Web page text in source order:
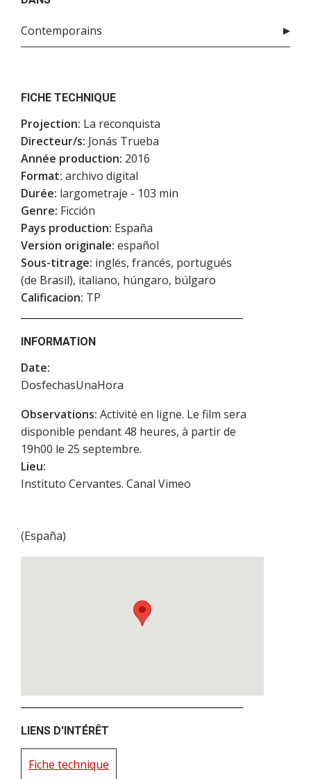
Contemporains
FICHE TECHNIQUE
Projection: La reconquista
Directeur/s: Jonás Trueba
Année production: 2016
Format: archivo digital
Durée: largometraje - 103 min
Genre: Ficción
Pays production: España
Version originale: español
Sous-titrage: inglés, francés, portugués
(de Brasil), italiano, húngaro, búlgaro
Calificacion: TP
INFORMATION
Date:
DosfechasUnaHora
Observations: Activité en ligne. Le film sera
disponible pendant 48 heures, à partir de
19h00 le 25 septembre.
Lieu:
Instituto Cervantes. Canal Vimeo
(España)
LIENS D'INTÉRÊT
Fiche technique